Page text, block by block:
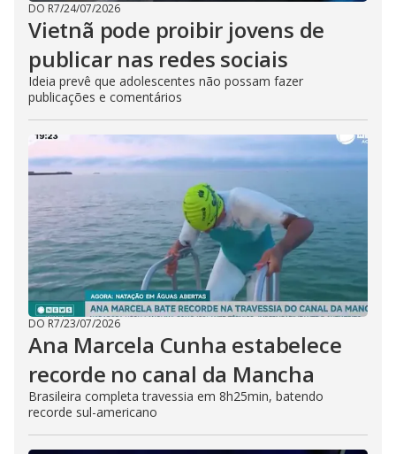
DO R7/24/07/2026
Vietnã pode proibir jovens de
publicar nas redes sociais
Ideia prevê que adolescentes não possam fazer
publicações e comentários
DO R7/23/07/2026
Ana Marcela Cunha estabelece
recorde no canal da Mancha
Brasileira completa travessia em 8h25min, batendo
recorde sul-americano